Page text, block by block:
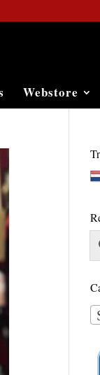
Webstore